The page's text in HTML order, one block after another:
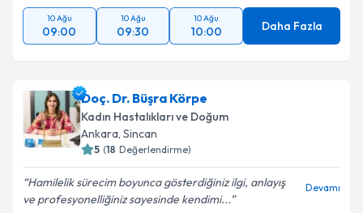
10 Ağu
09:00
10 Ağu
09:30
10 Ağu
10:00 Daha Fazla
Doç. Dr. Büşra Körpe
Kadın Hastalıkları ve Doğum
Ankara, Sincan
5 (18 Değerlendirme)
Hamilelik sürecim boyunca gösterdiğiniz ilgi, anlayış
ve profesyonelliğiniz sayesinde kendimi...
Devamı